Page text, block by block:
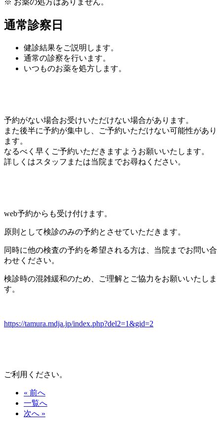
通常診察日
健診結果をご説明します。
通常の診察を行います。
いつものお薬を処方します。
予約がない場合お受けいただけない場合があります。
また後半に予約が集中し、ご予約いただけない可能性があり
ます。
なるべく早くご予約いただきますようお願いいたします。
詳しくはスタッフまたは当院までお尋ねください。
web予約からも受け付けます。
原則として検診のみの予約とさせていただきます。
同時に他の検査の予約を希望される方は、当院までお問い合
わせください。
検診時の混雑緩和のため、ご理解とご協力をお願いいたしま
す。
https://tamura.mdja.jp/index.php?del2=1&gid=2
ご利用ください。
« 前へ
一覧へ
次へ »